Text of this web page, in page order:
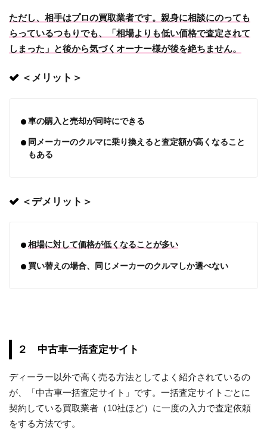
ただし、相手はプロの買取業者です。親身に相談にのっても
らっているつもりでも、「相場よりも低い価格で査定されて
しまった」と後から気づくオーナー様が後を絶ちません。
＜メリット＞
車の購入と売却が同時にできる
同メーカーのクルマに乗り換えると査定額が高くなること
もある
＜デメリット＞
相場に対して価格が低くなることが多い
買い替えの場合、同じメーカーのクルマしか選べない
２ 中古車一括査定サイト
ディーラー以外で高く売る方法としてよく紹介されているの
が、「中古車一括査定サイト」です。一括査定サイトごとに
契約している買取業者（10社ほど）に一度の入力で査定依頼
をする方法です。